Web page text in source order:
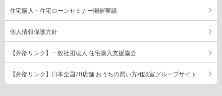
住宅購入・住宅ローンセミナー開催実績
個人情報保護方針
【外部リンク】一般社団法人 住宅購入支援協会
【外部リンク】日本全国70店舗 おうちの買い方相談室グループサイト